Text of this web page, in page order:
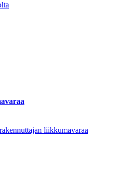
liikkumavaraa